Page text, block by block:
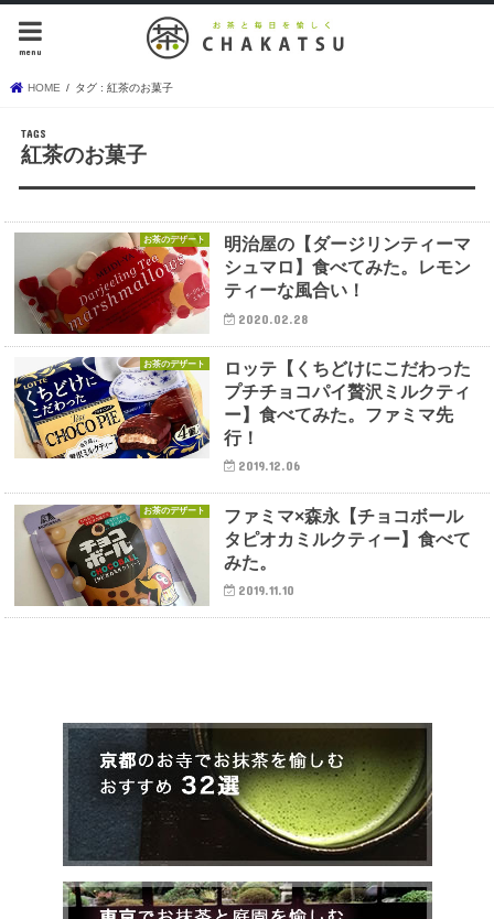
menu
HOME タグ : 紅茶のお菓子
紅茶のお菓子
お茶のデザート
明治屋の【ダージリンティーマ
シュマロ】食べてみた。レモン
ティーな風合い！
2020.02.28
お茶のデザート
ロッテ【くちどけにこだわった
プチチョコパイ贅沢ミルクティ
ー】食べてみた。ファミマ先
行！
2019.12.06
お茶のデザート
ファミマ×森永【チョコボール
タピオカミルクティー】食べて
みた。
2019.11.10